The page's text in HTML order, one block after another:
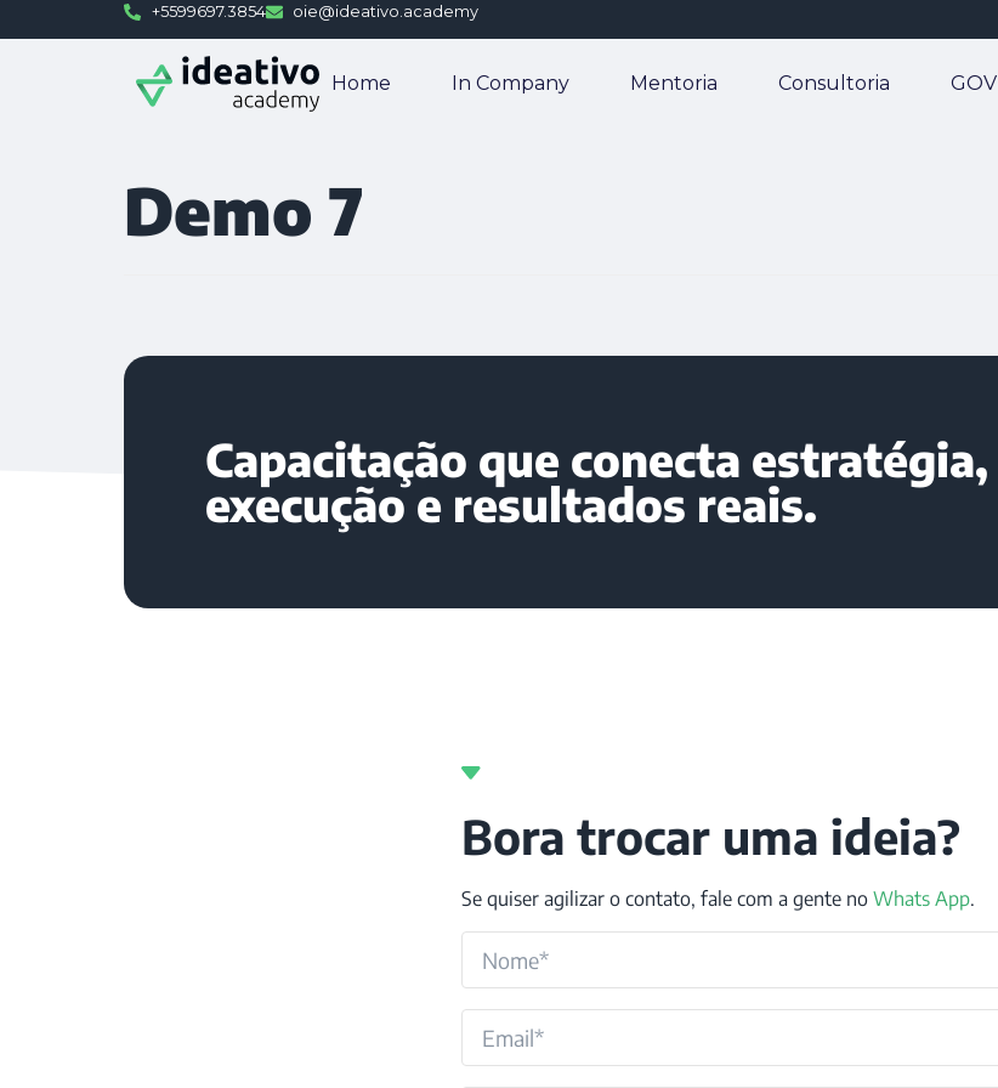
+5599697.3854 oie@ideativo.academy
Home In Company Mentoria Consultoria GOV
Demo 7
Capacitação que conecta estratégia,
execução e resultados reais.
Bora trocar uma ideia?
Se quiser agilizar o contato, fale com a gente no Whats App.